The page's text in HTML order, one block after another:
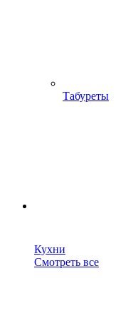
Табуреты
Кухни
Смотреть все